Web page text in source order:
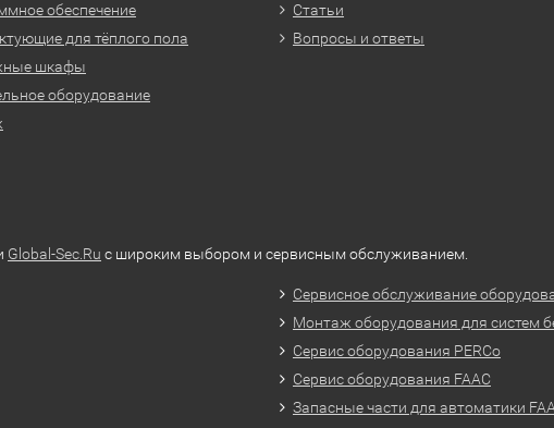
обеспечение
для тёплого пола
шкафы
оборудование
Статьи
Вопросы и ответы
Global-Sec.Ru с широким выбором и сервисным обслуживанием.
Сервисное обслуживание
Монтаж оборудования для систем
Сервис оборудования PERCo
Сервис оборудования FAAC
Запасные части для автоматики